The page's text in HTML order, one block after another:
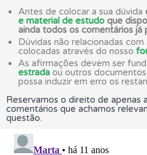
Antes de colocar a sua dúvida
e material de estudo que
ainda todos os comentários já
Dúvidas não relacionadas
colocadas através do nosso
As afirmações devem ser
estrada ou outros
possa induzir em erro os
Reservamos o direito de apenas
comentários que achamos
questão.